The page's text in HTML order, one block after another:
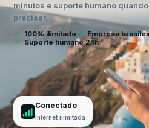
minutos e suporte humano
precisar.
✓ 100% ilimitado✓
Empresa
✓
Suporte humano 24h
Conectado
Internet ilimitada